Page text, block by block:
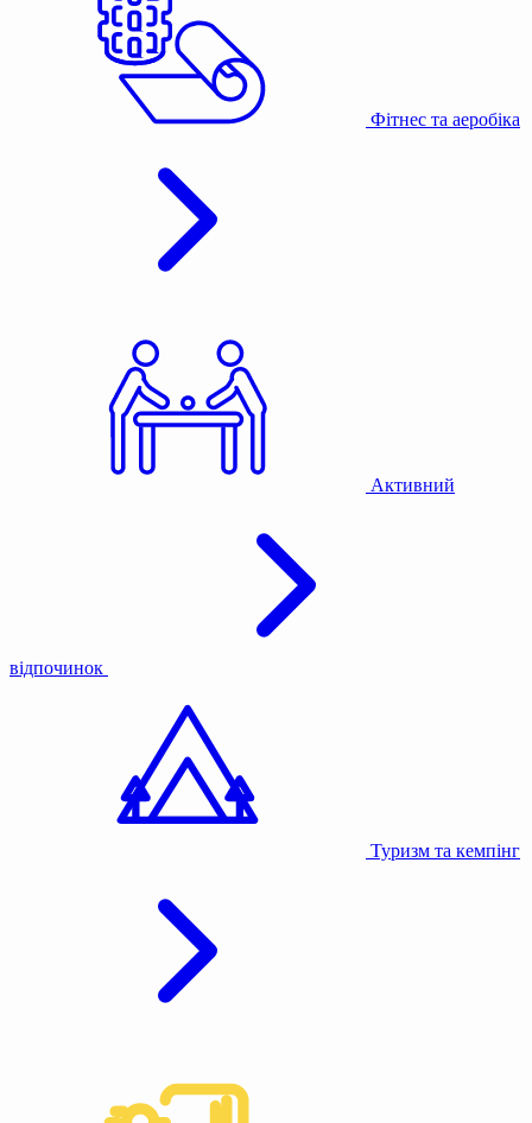
Фітнес та аеробіка
Активний
відпочинок
Туризм та кемпінг